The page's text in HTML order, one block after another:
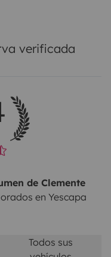
verificada
de Clemente
en Yescapa
Todos sus